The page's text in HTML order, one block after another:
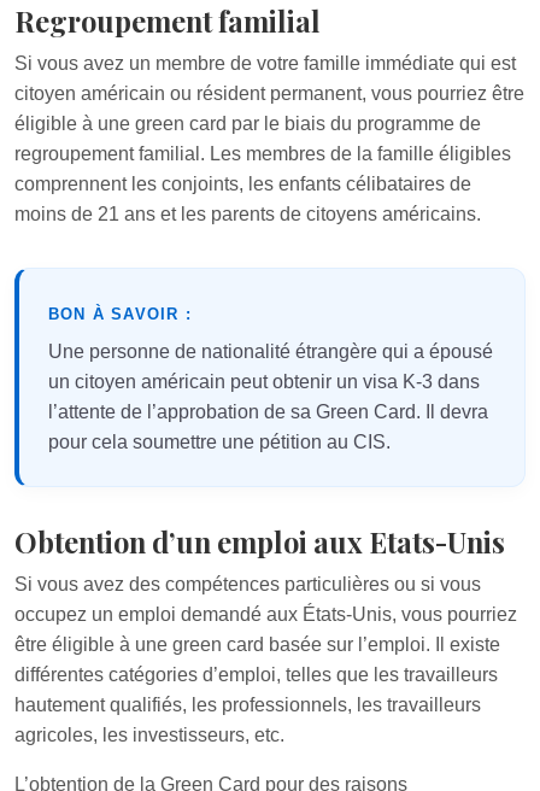
Regroupement familial
Si vous avez un membre de votre famille immédiate qui est
citoyen américain ou résident permanent, vous pourriez être
éligible à une green card par le biais du programme de
regroupement familial. Les membres de la famille éligibles
comprennent les conjoints, les enfants célibataires de
moins de 21 ans et les parents de citoyens américains.
BON À SAVOIR :
Une personne de nationalité étrangère qui a épousé
un citoyen américain peut obtenir un visa K-3 dans
l’attente de l’approbation de sa Green Card. Il devra
pour cela soumettre une pétition au CIS.
Obtention d’un emploi aux Etats-Unis
Si vous avez des compétences particulières ou si vous
occupez un emploi demandé aux États-Unis, vous pourriez
être éligible à une green card basée sur l’emploi. Il existe
différentes catégories d’emploi, telles que les travailleurs
hautement qualifiés, les professionnels, les travailleurs
agricoles, les investisseurs, etc.
L’obtention de la Green Card pour des raisons